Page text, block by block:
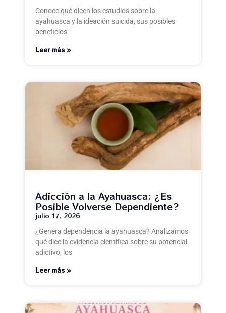
Conoce qué dicen los estudios sobre la
ayahuasca y la ideación suicida, sus posibles
beneficios
Leer más »
Adicción a la Ayahuasca: ¿Es
Posible Volverse Dependiente?
julio 17, 2026
¿Genera dependencia la ayahuasca? Analizamos
qué dice la evidencia científica sobre su potencial
adictivo, los
Leer más »